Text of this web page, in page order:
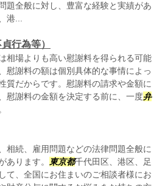
題全般に対し、豊富な経験と実績があ
港...
行為等）
相場よりも高い慰謝料を得られる可能
慰謝料の額は個別具体的な事情によっ
質だからです。慰謝料の請求や金額に
慰謝料の金額を決定する前に、一度弁
相続、雇用問題などの法律問題全般に
あります。
東京都千代田区、港区、足
て、全国にお住まいのご相談者様にお